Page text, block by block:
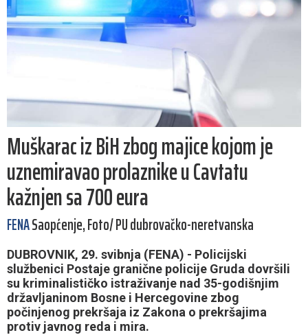
Muškarac iz BiH zbog majice kojom je
uznemiravao prolaznike u Cavtatu
kažnjen sa 700 eura
FENASaopćenje, Foto/ PU dubrovačko-neretvanska
DUBROVNIK, 29. svibnja (FENA) - Policijski
službenici Postaje granične policije Gruda dovršili
su kriminalističko istraživanje nad 35-godišnjim
državljaninom Bosne i Hercegovine zbog
počinjenog prekršaja iz Zakona o prekršajima
protiv javnog reda i mira.